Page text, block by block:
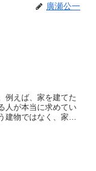
廣瀬公一
例えば、家を建てた
人が本当に求めてい
建物ではなく、家族